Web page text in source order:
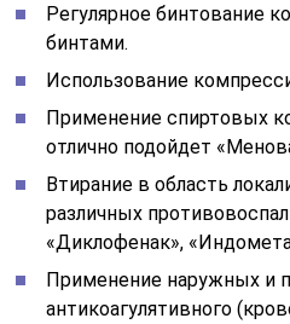
Регулярное бинтование
бинтами.
Использование
Применение спиртовых
отлично подойдет
Втирание в область
различных
«Диклофенак»,
Применение наружных и
антикоагулятивного